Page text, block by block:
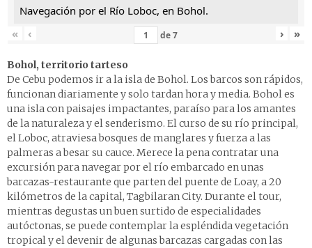
Navegación por el Río Loboc, en Bohol.
«
‹ de7 › »
Bohol, territorio tarteso
De Cebu podemos ir a la isla de Bohol. Los barcos son rápidos,
funcionan diariamente y solo tardan hora y media. Bohol es
una isla con paisajes impactantes, paraíso para los amantes
de la naturaleza y el senderismo. El curso de su río principal,
el Loboc, atraviesa bosques de manglares y fuerza a las
palmeras a besar su cauce. Merece la pena contratar una
excursión para navegar por el río embarcado en unas
barcazas-restaurante que parten del puente de Loay, a 20
kilómetros de la capital, Tagbilaran City. Durante el tour,
mientras degustas un buen surtido de especialidades
autóctonas, se puede contemplar la espléndida vegetación
tropical y el devenir de algunas barcazas cargadas con las